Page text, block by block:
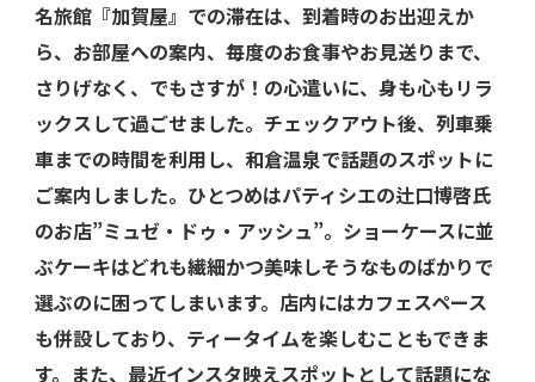
名旅館『加賀屋』での滞在は、到着時のお出迎えか
ら、お部屋への案内、毎度のお食事やお見送りまで、
さりげなく、でもさすが！の心遣いに、身も心もリラ
ックスして過ごせました。チェックアウト後、列車乗
車までの時間を利用し、和倉温泉で話題のスポットに
ご案内しました。ひとつめはパティシエの辻口博啓氏
のお店”ミュゼ・ドゥ・アッシュ”。ショーケースに並
ぶケーキはどれも繊細かつ美味しそうなものばかりで
選ぶのに困ってしまいます。店内にはカフェスペース
も併設しており、ティータイムを楽しむこともできま
す。また、最近インスタ映えスポットとして話題にな